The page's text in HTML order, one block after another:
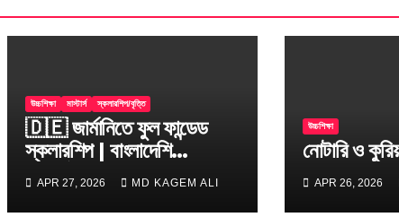
উচ্চশিক্ষা মাস্টার্স স্কলারশিপ/বৃত্তি
🇩🇪 জার্মানিতে ফুল ফান্ডেড
স্কলারশিপ | বাংলাদেশি
শিক্ষার্থীদের জন্য আবেদন,
যোগ্যতা ও টিপস
APR 27, 2026 MD KAGEM ALI
উচ্চশিক্ষা
নোটারি ও
APR 26, 2026